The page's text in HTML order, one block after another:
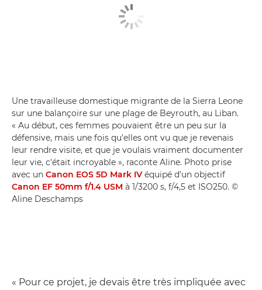
Une travailleuse domestique migrante de la Sierra Leone
sur une balançoire sur une plage de Beyrouth, au Liban.
« Au début, ces femmes pouvaient être un peu sur la
défensive, mais une fois qu'elles ont vu que je revenais
leur rendre visite, et que je voulais vraiment documenter
leur vie, c'était incroyable », raconte Aline. Photo prise
avec un Canon EOS 5D Mark IV équipé d'un objectif
Canon EF 50mm f/1.4 USM à 1/3200 s, f/4,5 et ISO250. ©
Aline Deschamps
« Pour ce projet, je devais être très impliquée avec